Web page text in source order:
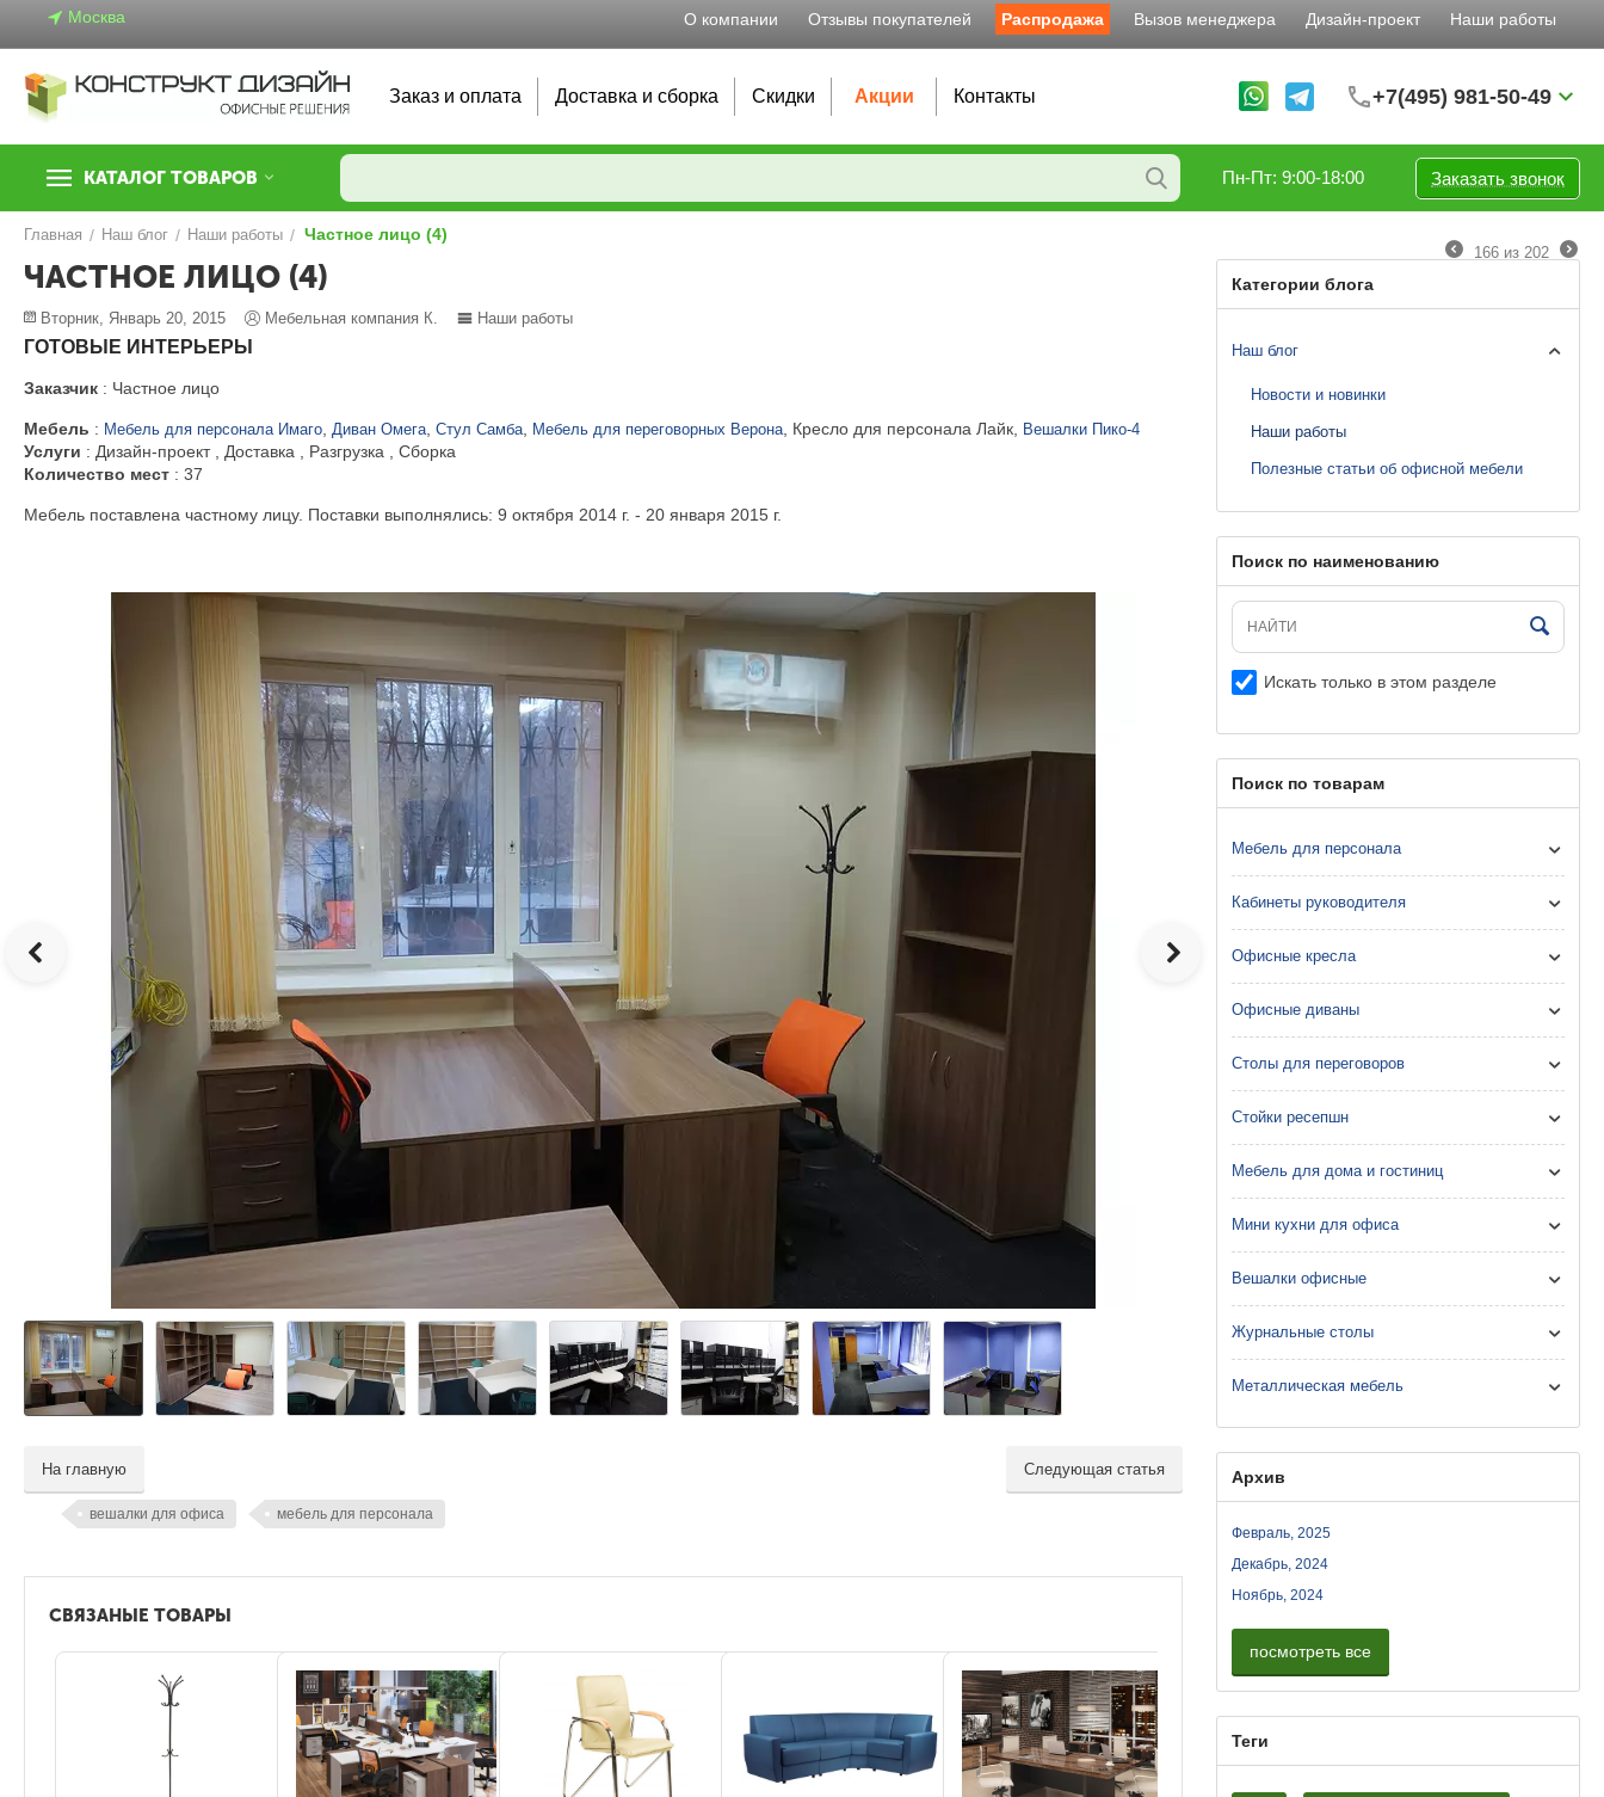
Москва О компании Отзывы покупателей Распродажа Вызов менеджера Дизайн-проект Наши работы
Заказ и оплата Доставка и сборка Скидки Акции Контакты +7(495) 981-50-49
КАТАЛОГ ТОВАРОВ Заказать звонок
Пн-Пт: 9:00-18:00
Главная / Наш блог / Наши работы / Частное лицо (4)
166 из 202
ЧАСТНОЕ ЛИЦО (4)
Вторник, Январь 20, 2015 Мебельная компания К. Наши работы
ГОТОВЫЕ ИНТЕРЬЕРЫ
Заказчик : Частное лицо
Мебель : Мебель для персонала Имаго Диван Омега Стул Самба Мебель для переговорных Верона , Кресло для персонала Лайк, Вешалки Пико-4
Услуги : Дизайн-проект , Доставка , Разгрузка , Сборка
Количество мест : 37
Мебель поставлена частному лицу. Поставки выполнялись: 9 октября 2014 г. - 20 января 2015 г.
На главную Следующая статья
вешалки для офиса мебель для персонала
СВЯЗАНЫЕ ТОВАРЫ
Категории блога
Наш блог
Новости и новинки
Наши работы
Полезные статьи об офисной мебели
Поиск по наименованию
Искать только в этом разделе
Поиск по товарам
Мебель для персонала
Кабинеты руководителя
Офисные кресла
Офисные диваны
Столы для переговоров
Стойки ресепшн
Мебель для дома и гостиниц
Мини кухни для офиса
Вешалки офисные
Журнальные столы
Металлическая мебель
Архив
Февраль, 2025
Декабрь, 2024
Ноябрь, 2024
посмотреть все
Теги